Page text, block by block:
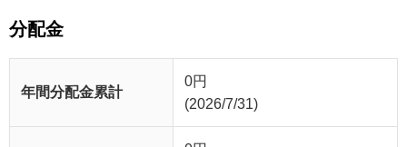
分配金
年間分配金累計
0円
(2026/7/31)